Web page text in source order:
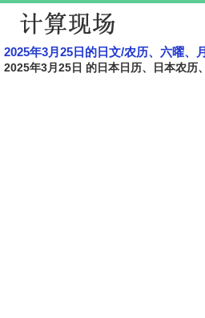
2025年3月25日的日文​​/农历、六曜、
2025年3月25日 的日本日历、日本农历